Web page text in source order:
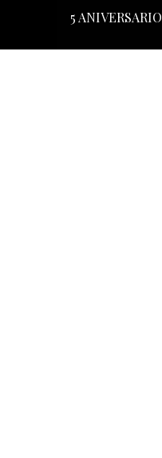
5 ANIVERSARIO